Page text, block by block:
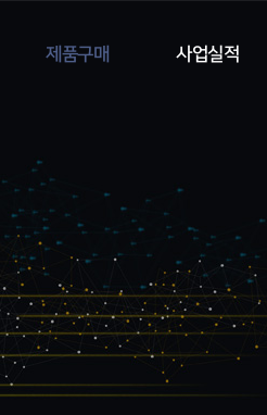
제품구매
투명LCD
LED전광판
모니터
터치패널
영상통합제어시스
사업실적
모니터
영상통합제어시스
템